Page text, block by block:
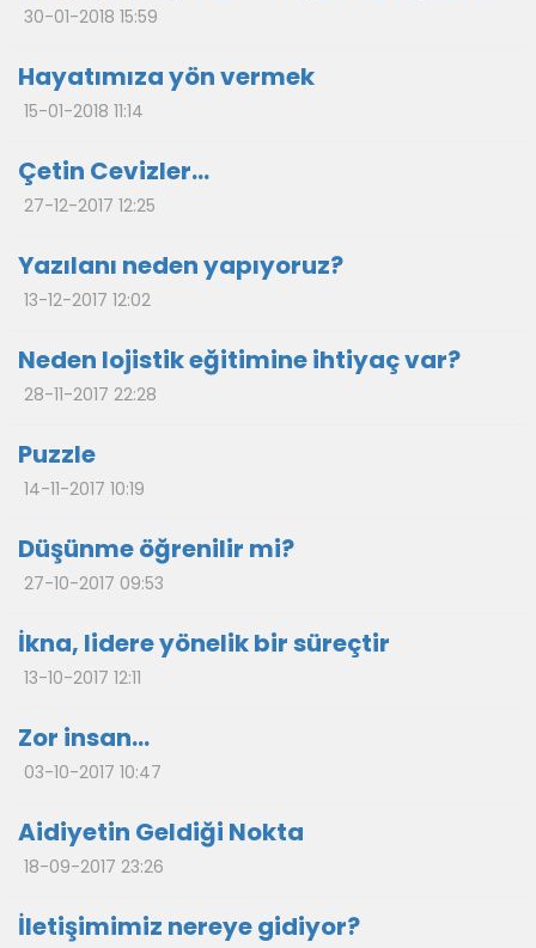
30-01-2018 15:59
Hayatımıza yön vermek
15-01-2018 11:14
Çetin Cevizler…
27-12-2017 12:25
Yazılanı neden yapıyoruz?
13-12-2017 12:02
Neden lojistik eğitimine ihtiyaç var?
28-11-2017 22:28
Puzzle
14-11-2017 10:19
Düşünme öğrenilir mi?
27-10-2017 09:53
İkna, lidere yönelik bir süreçtir
13-10-2017 12:11
Zor insan…
03-10-2017 10:47
Aidiyetin Geldiği Nokta
18-09-2017 23:26
İletişimimiz nereye gidiyor?